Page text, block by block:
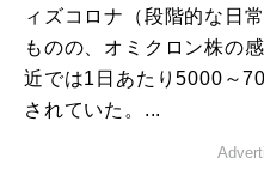
ィズコロナ（段階的な日
ものの、オミクロン株の
近では1日あたり5000～
されていた。...